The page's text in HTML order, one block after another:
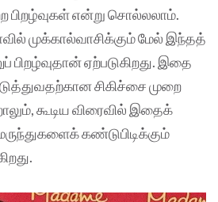
என்று சொல்லலாம்.
முக்கால்வாசிக்கும் மேல் இந்தத்
பிறழ்வுதான் ஏற்படுகிறது. இதை
சிகிச்சை முறை
கூடிய விரைவில் இதைக்
கண்டுபிடிக்கும்